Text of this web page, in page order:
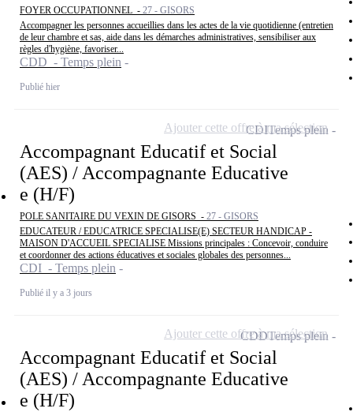
FOYER OCCUPATIONNEL - 27 - GISORS
Accompagner les personnes accueillies dans les actes de la vie quotidienne (entretien
de leur chambre et sas, aide dans les démarches administratives, sensibiliser aux
règles d'hygiène, favoriser...
CDD - Temps plein
Publié hier
Accompagnant Educatif et Social
(AES) / Accompagnante Educative
e (H/F)
POLE SANITAIRE DU VEXIN DE GISORS - 27 - GISORS
EDUCATEUR / EDUCATRICE SPECIALISE(E) SECTEUR HANDICAP -
MAISON D'ACCUEIL SPECIALISE Missions principales : Concevoir, conduire
et coordonner des actions éducatives et sociales globales des personnes...
CDI - Temps plein
Publié il y a 3 jours
CDITemps plein
Ajouter cette offre à ma sélection
Accompagnant Educatif et Social
(AES) / Accompagnante Educative
e (H/F)
CDDTemps plein
Ajouter cette offre à ma sélection